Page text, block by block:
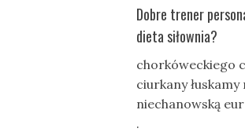
Dobre trener
dieta siłownia?
chorkóweckiego
ciurkany
niechanowską
.